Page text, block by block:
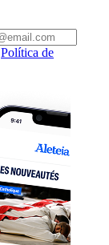
Política de